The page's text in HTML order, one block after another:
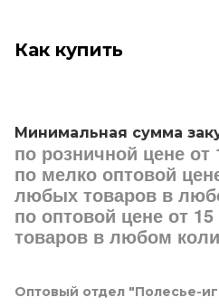
Как купить
Минимальная сумма
по розничной цене от
по мелко оптовой
любых товаров в
по оптовой цене от
товаров в любом
Оптовый отдел "Полесье-